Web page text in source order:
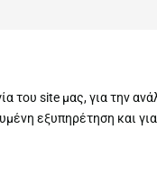
του site μας, για την
εξυπηρέτηση και